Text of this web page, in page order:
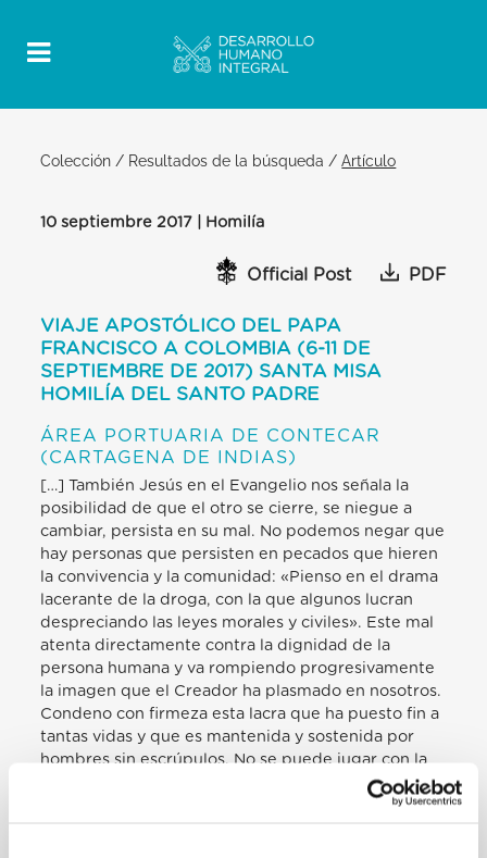
Colección / Resultados de la búsqueda /Artículo
10 septiembre 2017 | Homilía
Official Post PDF
VIAJE APOSTÓLICO DEL PAPA
FRANCISCO A COLOMBIA (6-11 DE
SEPTIEMBRE DE 2017) SANTA MISA
HOMILÍA DEL SANTO PADRE
ÁREA PORTUARIA DE CONTECAR
(CARTAGENA DE INDIAS)
[…] También Jesús en el Evangelio nos señala la
posibilidad de que el otro se cierre, se niegue a
cambiar, persista en su mal. No podemos negar que
hay personas que persisten en pecados que hieren
la convivencia y la comunidad: «Pienso en el drama
lacerante de la droga, con la que algunos lucran
despreciando las leyes morales y civiles». Este mal
atenta directamente contra la dignidad de la
persona humana y va rompiendo progresivamente
la imagen que el Creador ha plasmado en nosotros.
Condeno con firmeza esta lacra que ha puesto fin a
tantas vidas y que es mantenida y sostenida por
hombres sin escrúpulos. No se puede jugar con la
vida de nuestro hermano ni manipular su dignidad.
Hago un llamado para que se busquen los modos